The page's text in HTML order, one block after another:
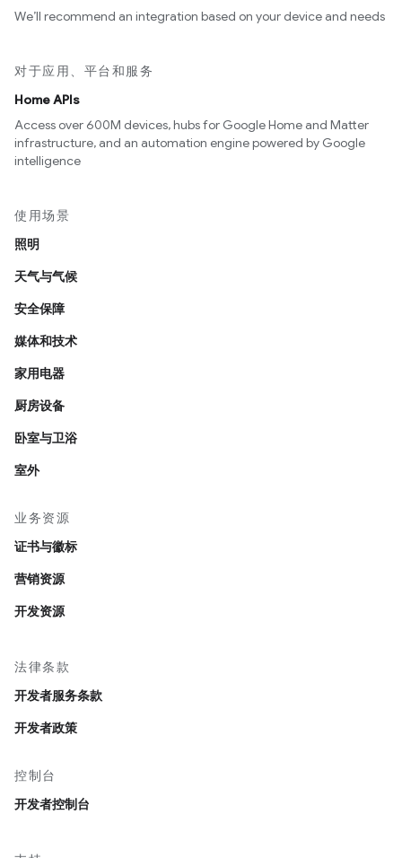
We’ll recommend an integration based on your device and needs
对于应用、平台和服务
Home APIs
Access over 600M devices, hubs for Google Home and Matter
infrastructure, and an automation engine powered by Google
intelligence
使用场景
照明
天气与气候
安全保障
媒体和技术
家用电器
厨房设备
卧室与卫浴
室外
业务资源
证书与徽标
营销资源
开发资源
法律条款
开发者服务条款
开发者政策
控制台
开发者控制台